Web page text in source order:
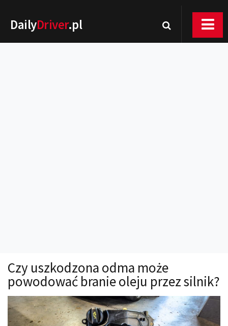
DailyDriver.pl
Technika jazdy
Oświetlenie
Kalkulatory
Przelicznik mocy
Czy uszkodzona odma może
powodować branie oleju przez silnik?